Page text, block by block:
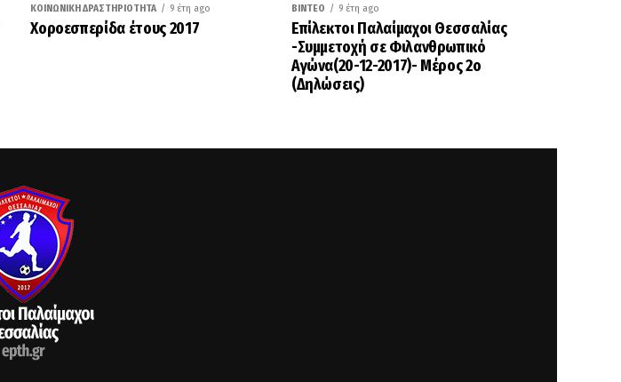
ΚΟΙΝΩΝΙΚΉ ΔΡΑΣΤΗΡΙΌΤΗΤΑ 9 έτη ago
Χοροεσπερίδα έτους 2017
ΒΊΝΤΕΟ 9 έτη ago
Επίλεκτοι Παλαίμαχοι Θεσσαλίας
-Συμμετοχή σε Φιλανθρωπικό
Αγώνα(20-12-2017)- Μέρος 2ο
(Δηλώσεις)